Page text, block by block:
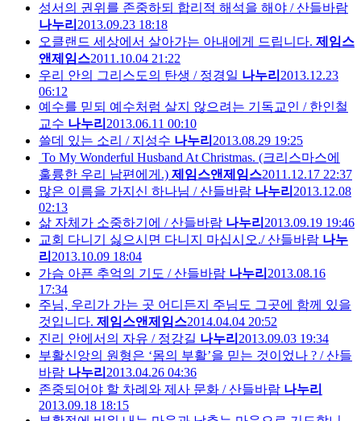
성서의 권위를 존중하되 합리적 해석을 해야 / 산들바람
나누리 2013.09.23 18:18
오클랜드 세상에서 살아가는 아내에게 드립니다. 제임스
앤제임스2011.10.04 21:22
우리 안의 그리스도의 탄생 / 정경일 나누리 2013.12.23
06:12
예수를 믿되 예수처럼 살지 않으려는 기독교인 / 한인철
교수 나누리 2013.06.11 00:10
쓸데 있는 소리 / 지성수 나누리 2013.08.29 19:25
To My Wonderful Husband At Christmas. (크리스마스에
훌륭한 우리 남편에게.) 제임스앤제임스2011.12.17 22:37
많은 이름을 가지신 하나님 / 산들바람 나누리 2013.12.08
02:13
삶 자체가 소중하기에 / 산들바람 나누리 2013.09.19 19:46
교회 다니기 싫으시면 다니지 마십시오./ 산들바람 나누
리 2013.10.09 18:04
가슴 아픈 추억의 기도 / 산들바람 나누리 2013.08.16
17:34
주님, 우리가 가는 곳 어디든지 주님도 그곳에 함께 있을
것입니다. 제임스앤제임스2014.04.04 20:52
진리 안에서의 자유 / 정강길 나누리 2013.09.03 19:34
부활신앙의 원형은 ‘몸의 부활’을 믿는 것이었나 ? / 산들
바람 나누리 2013.04.26 04:36
존중되어야 할 차례와 제사 문화 / 산들바람 나누리
2013.09.18 18:15